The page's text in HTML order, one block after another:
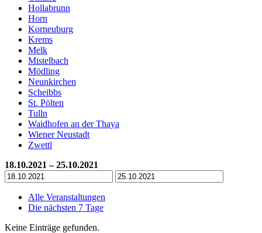
Hollabrunn
Horn
Korneuburg
Krems
Melk
Mistelbach
Mödling
Neunkirchen
Scheibbs
St. Pölten
Tulln
Waidhofen an der Thaya
Wiener Neustadt
Zwettl
18.10.2021 – 25.10.2021
Alle Veranstaltungen
Die nächsten 7 Tage
Keine Einträge gefunden.